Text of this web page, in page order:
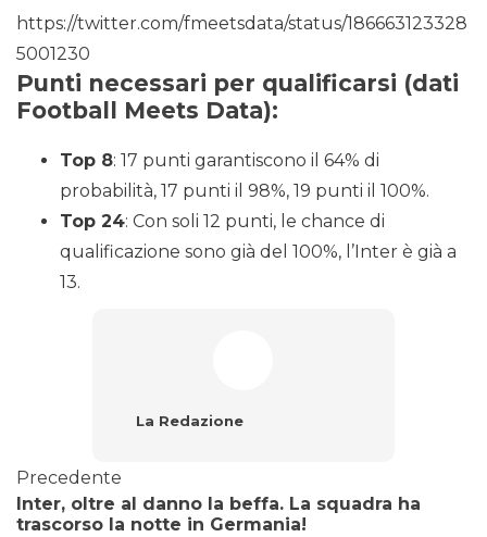
https://twitter.com/fmeetsdata/status/186663123328
5001230
Punti necessari per qualificarsi (dati
Football Meets Data):
Top 8: 17 punti garantiscono il 64% di
probabilità, 17 punti il 98%, 19 punti il 100%.
Top 24: Con soli 12 punti, le chance di
qualificazione sono già del 100%, l’Inter è già a
13.
La Redazione
Precedente
Inter, oltre al danno la beffa. La squadra ha
trascorso la notte in Germania!